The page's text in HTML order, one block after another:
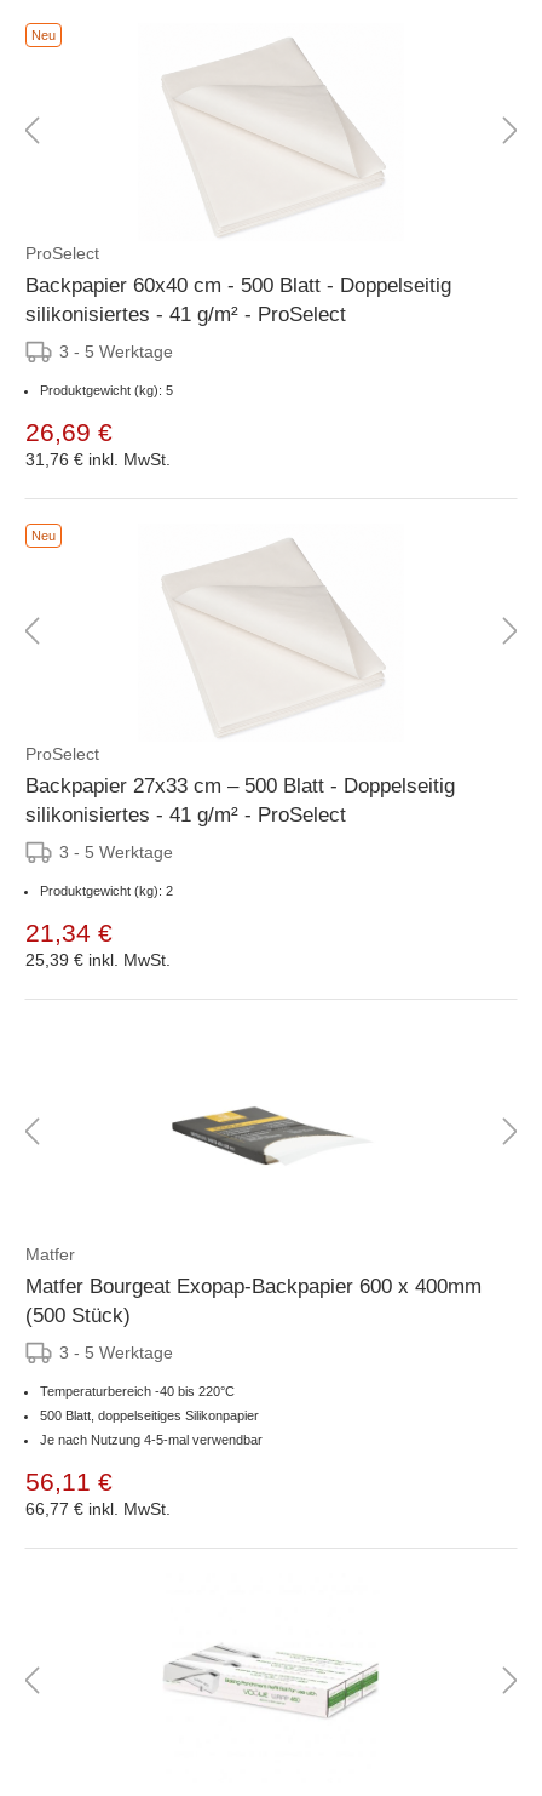
Neu
ProSelect
Backpapier 60x40 cm - 500 Blatt - Doppelseitig
silikonisiertes - 41 g/m² - ProSelect
3 - 5 Werktage
Produktgewicht (kg): 5
26,69 €
31,76 € inkl. MwSt.
Neu
ProSelect
Backpapier 27x33 cm – 500 Blatt - Doppelseitig
silikonisiertes - 41 g/m² - ProSelect
3 - 5 Werktage
Produktgewicht (kg): 2
21,34 €
25,39 € inkl. MwSt.
Matfer
Matfer Bourgeat Exopap-Backpapier 600 x 400mm
(500 Stück)
3 - 5 Werktage
Temperaturbereich -40 bis 220°C
500 Blatt, doppelseitiges Silikonpapier
Je nach Nutzung 4-5-mal verwendbar
56,11 €
66,77 € inkl. MwSt.